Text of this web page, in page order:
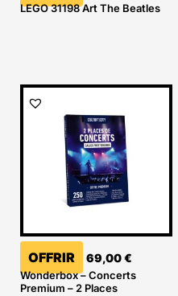
LEGO 31198 Art The Beatles
OFFRIR 69,00€
Wonderbox – Concerts
Premium – 2 Places